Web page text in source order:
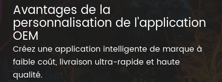
Avantages de la
personnalisation de l'application
OEM
Créez une application intelligente de marque à
faible coût, livraison ultra-rapide et haute
qualité.